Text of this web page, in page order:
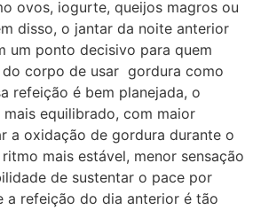
ovos, iogurte, queijos magros ou
disso, o jantar da noite anterior
um ponto decisivo para quem
corpo de usar gordura como
refeição é bem planejada, o
equilibrado, com maior
a oxidação de gordura durante o
mais estável, menor sensação
de sustentar o pace por
a refeição do dia anterior é tão